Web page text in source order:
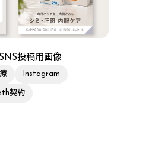
投稿用画像
Instagram
契約